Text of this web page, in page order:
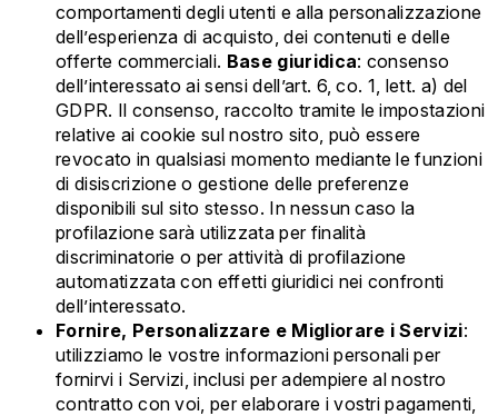
comportamenti degli utenti e alla personalizzazione
dell’esperienza di acquisto, dei contenuti e delle
offerte commerciali. Base giuridica: consenso
dell’interessato ai sensi dell’art. 6, co. 1, lett. a) del
GDPR. Il consenso, raccolto tramite le impostazioni
relative ai cookie sul nostro sito, può essere
revocato in qualsiasi momento mediante le funzioni
di disiscrizione o gestione delle preferenze
disponibili sul sito stesso. In nessun caso la
profilazione sarà utilizzata per finalità
discriminatorie o per attività di profilazione
automatizzata con effetti giuridici nei confronti
dell’interessato.
Fornire, Personalizzare e Migliorare i Servizi:
utilizziamo le vostre informazioni personali per
fornirvi i Servizi, inclusi per adempiere al nostro
contratto con voi, per elaborare i vostri pagamenti,